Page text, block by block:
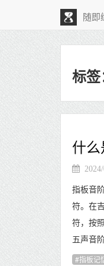
随即
标
什
指板音
符。在
符，按
五声音
指板记